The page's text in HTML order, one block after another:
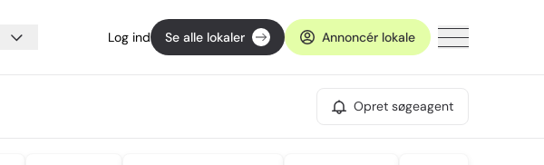
Log ind Se alle lokaler Annoncér lokale
Opret søgeagent